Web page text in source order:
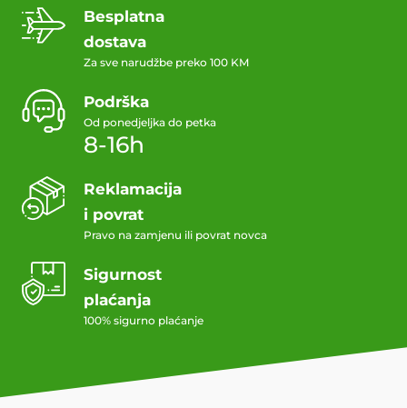
Besplatna
dostava
Za sve narudžbe preko 100 KM
Podrška
Od ponedjeljka do petka
8-16h
Reklamacija
i povrat
Pravo na zamjenu ili povrat novca
Sigurnost
plaćanja
100% sigurno plaćanje